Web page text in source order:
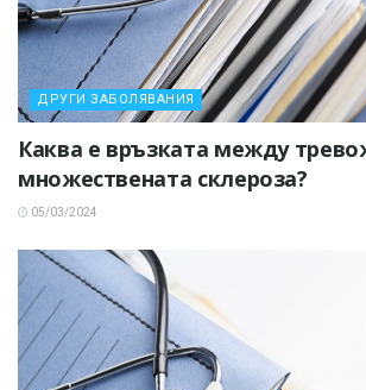
ДРУГИ ЗАБОЛЯВАНИЯ
Каква е връзката между
множествената склероза?
05/03/2024